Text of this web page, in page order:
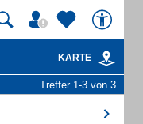
KARTE
Treffer 1-3 von 3